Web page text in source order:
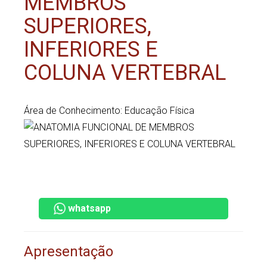
SUPERIORES,
INFERIORES E
COLUNA VERTEBRAL
Área de Conhecimento: Educação Física
whatsapp
Apresentação